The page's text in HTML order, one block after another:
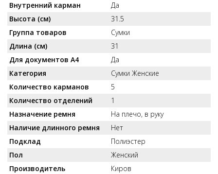
Внутренний карман
Да
Высота (см)
31.5
Группа товаров
Сумки
Длина (см)
31
Для документов А4
Да
Категория
Сумки Женские
Количество карманов
5
Количество отделений
1
Назначение ремня
На плечо, в руку
Наличие длинного ремня
Нет
Подклад
Полиэстер
Пол
Женский
Производитель
Киров